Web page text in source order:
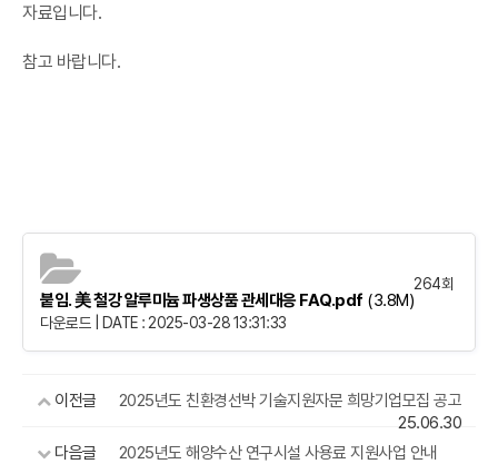
자료입니다.
참고 바랍니다.
붙임. 美 철강 알루미늄 파생상품 관세대응 FAQ.pdf (3.8M)
264회
다운로드 | DATE : 2025-03-28 13:31:33
이전글
2025년도 친환경선박 기술지원자문 희망기업모집 공고
25.06.30
다음글
2025년도 해양수산 연구시설 사용료 지원사업 안내